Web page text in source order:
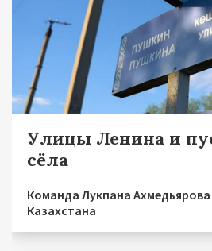
Улицы Ленина и
сёла
Команда Лукпана Ахмедьярова
Казахстана